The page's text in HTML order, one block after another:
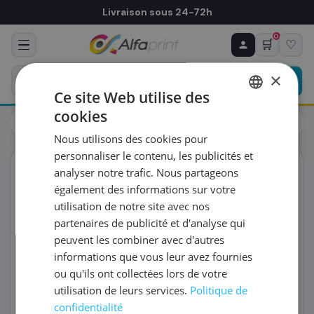
Livraison sous 24-72h
🛒
0
♡
Cartouches
Canon
ORIGINAL
♻ COMMANDE RÉCURRENTE
Prévoyez & économisez
Programmez votre prochain achat — notre équipe
vous prépare un devis personnalisé
RÉFÉRENCE DU PRODUIT
FRÉQUENCE
QUANTITÉ PAR LIVRAISON
DATE DE PREMIÈRE LIVRAISON SOUHAITÉE
×
Ce site Web utilise des
cookies
Nous utilisons des cookies pour
personnaliser le contenu, les publicités et
analyser notre trafic. Nous partageons
également des informations sur votre
utilisation de notre site avec nos
partenaires de publicité et d'analyse qui
peuvent les combiner avec d'autres
informations que vous leur avez fournies
ou qu'ils ont collectées lors de votre
utilisation de leurs services. Politique de
confidentialité